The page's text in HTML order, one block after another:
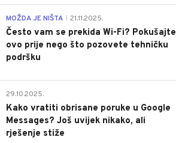
MOŽDA JE NIŠTA 21.11.2025.
Često vam se prekida Wi-Fi? Pokušajte
ovo prije nego što pozovete tehničku
podršku
29.10.2025.
Kako vratiti obrisane poruke u Google
Messages? Još uvijek nikako, ali
rješenje stiže